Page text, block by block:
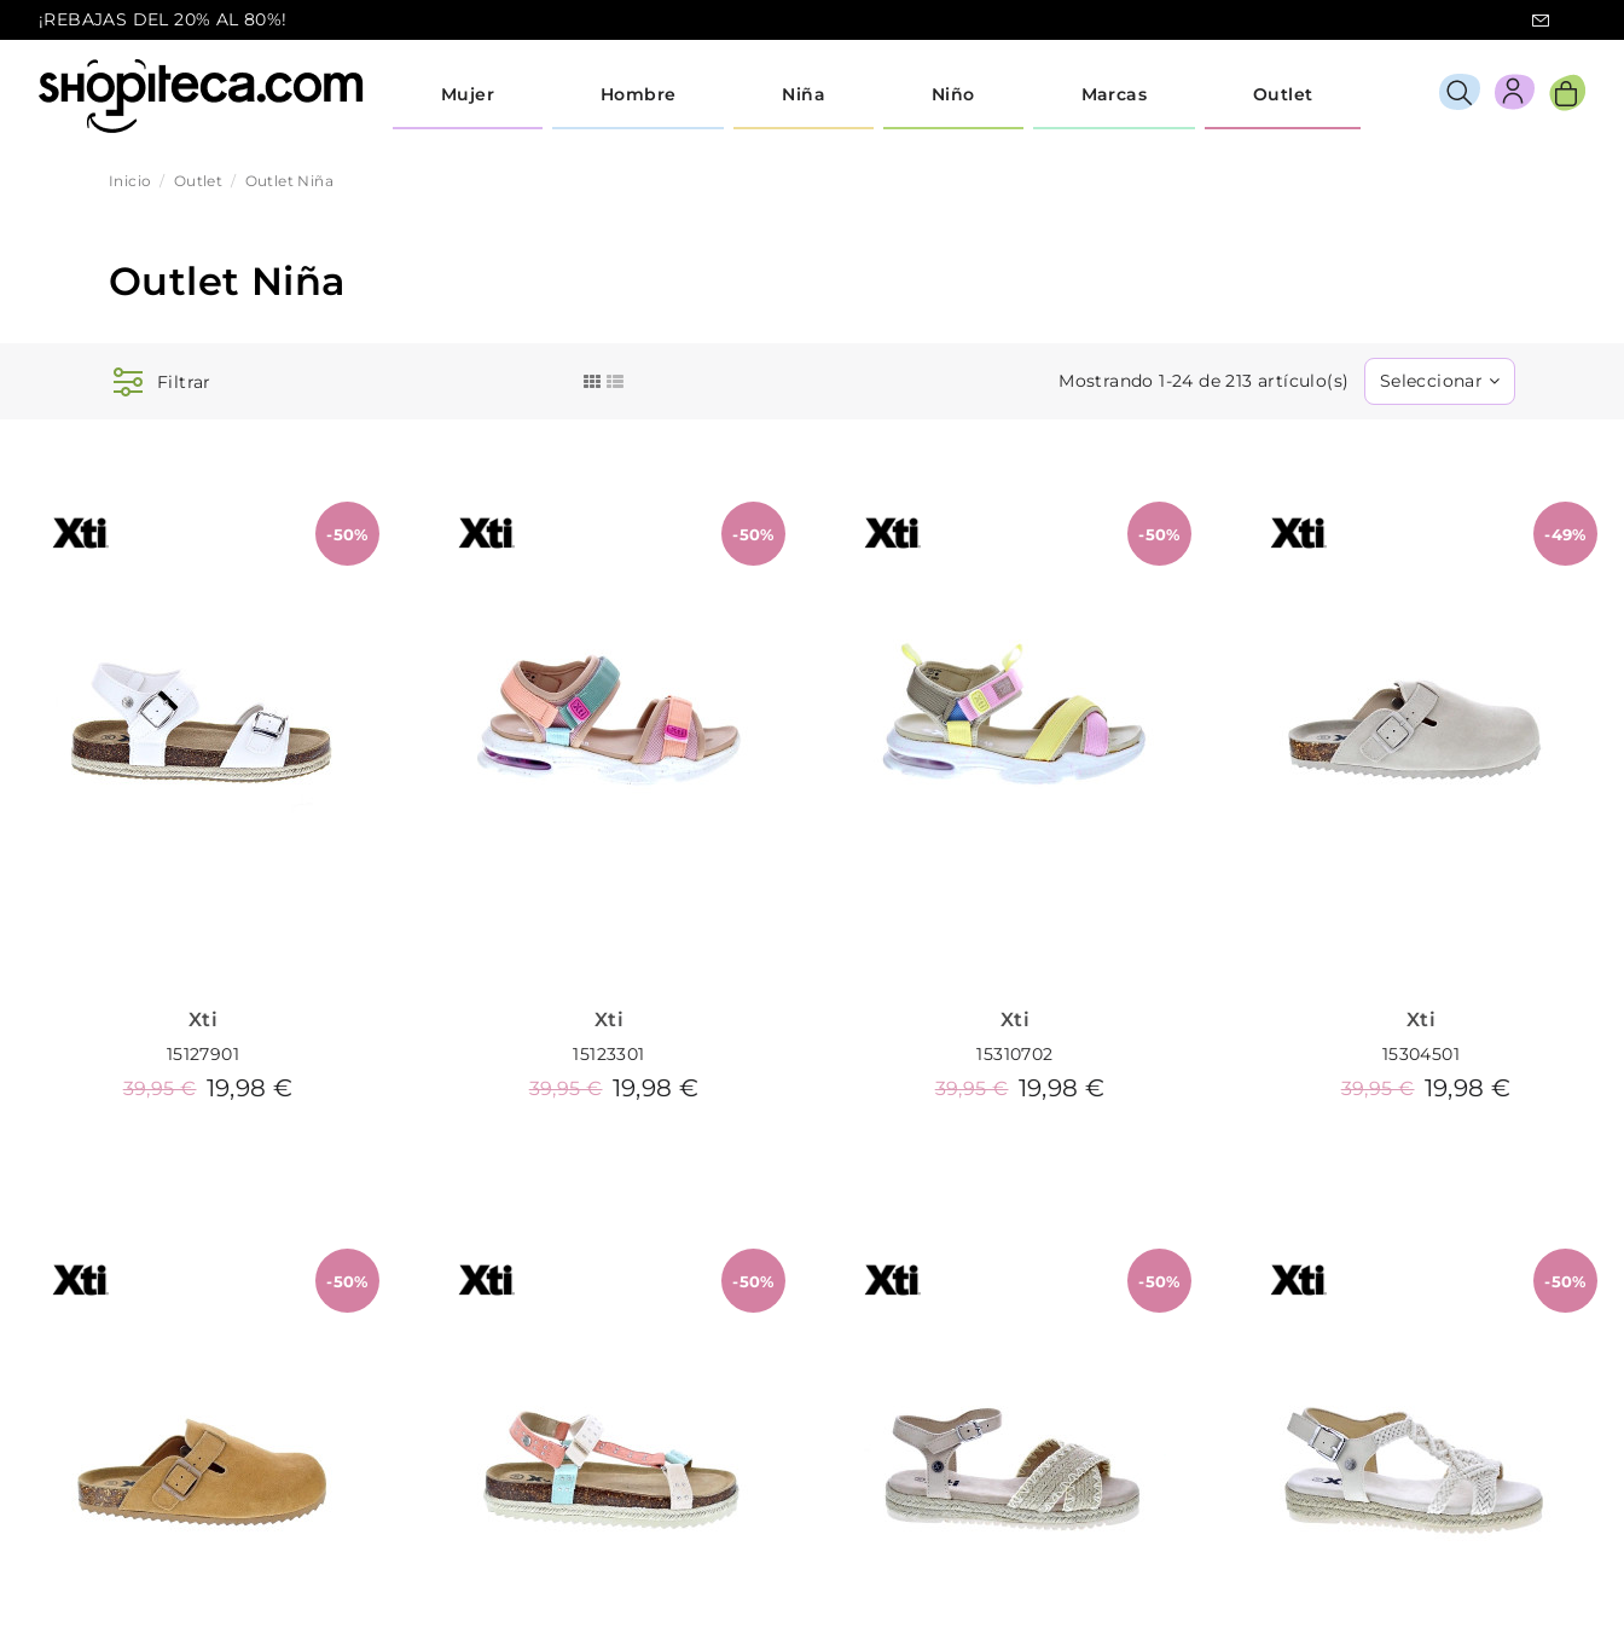
¡REBAJAS DEL 20% AL 80%!
Mujer Hombre Niña Niño Marcas Outlet
Inicio Outlet Outlet Niña
Outlet Niña
Filtrar Mostrando 1-24 de 213 artículo(s) Seleccionar
-50%
Xti
15127901
19,98 €
39,95 €
-50%
Xti
15123301
19,98 €
39,95 €
-50%
Xti
15310702
19,98 €
39,95 €
-49%
Xti
15304501
19,98 €
39,95 €
-50% -50% -50% -50%